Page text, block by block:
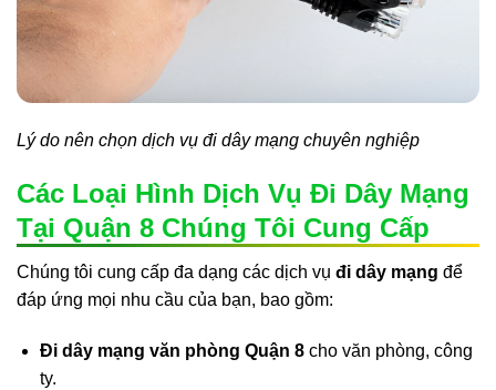
Lý do nên chọn dịch vụ đi dây mạng chuyên nghiệp
Các Loại Hình Dịch Vụ Đi Dây Mạng
Tại Quận 8 Chúng Tôi Cung Cấp
Chúng tôi cung cấp đa dạng các dịch vụ đi dây mạng để
đáp ứng mọi nhu cầu của bạn, bao gồm:
Đi dây mạng văn phòng Quận 8cho văn phòng, công
ty.